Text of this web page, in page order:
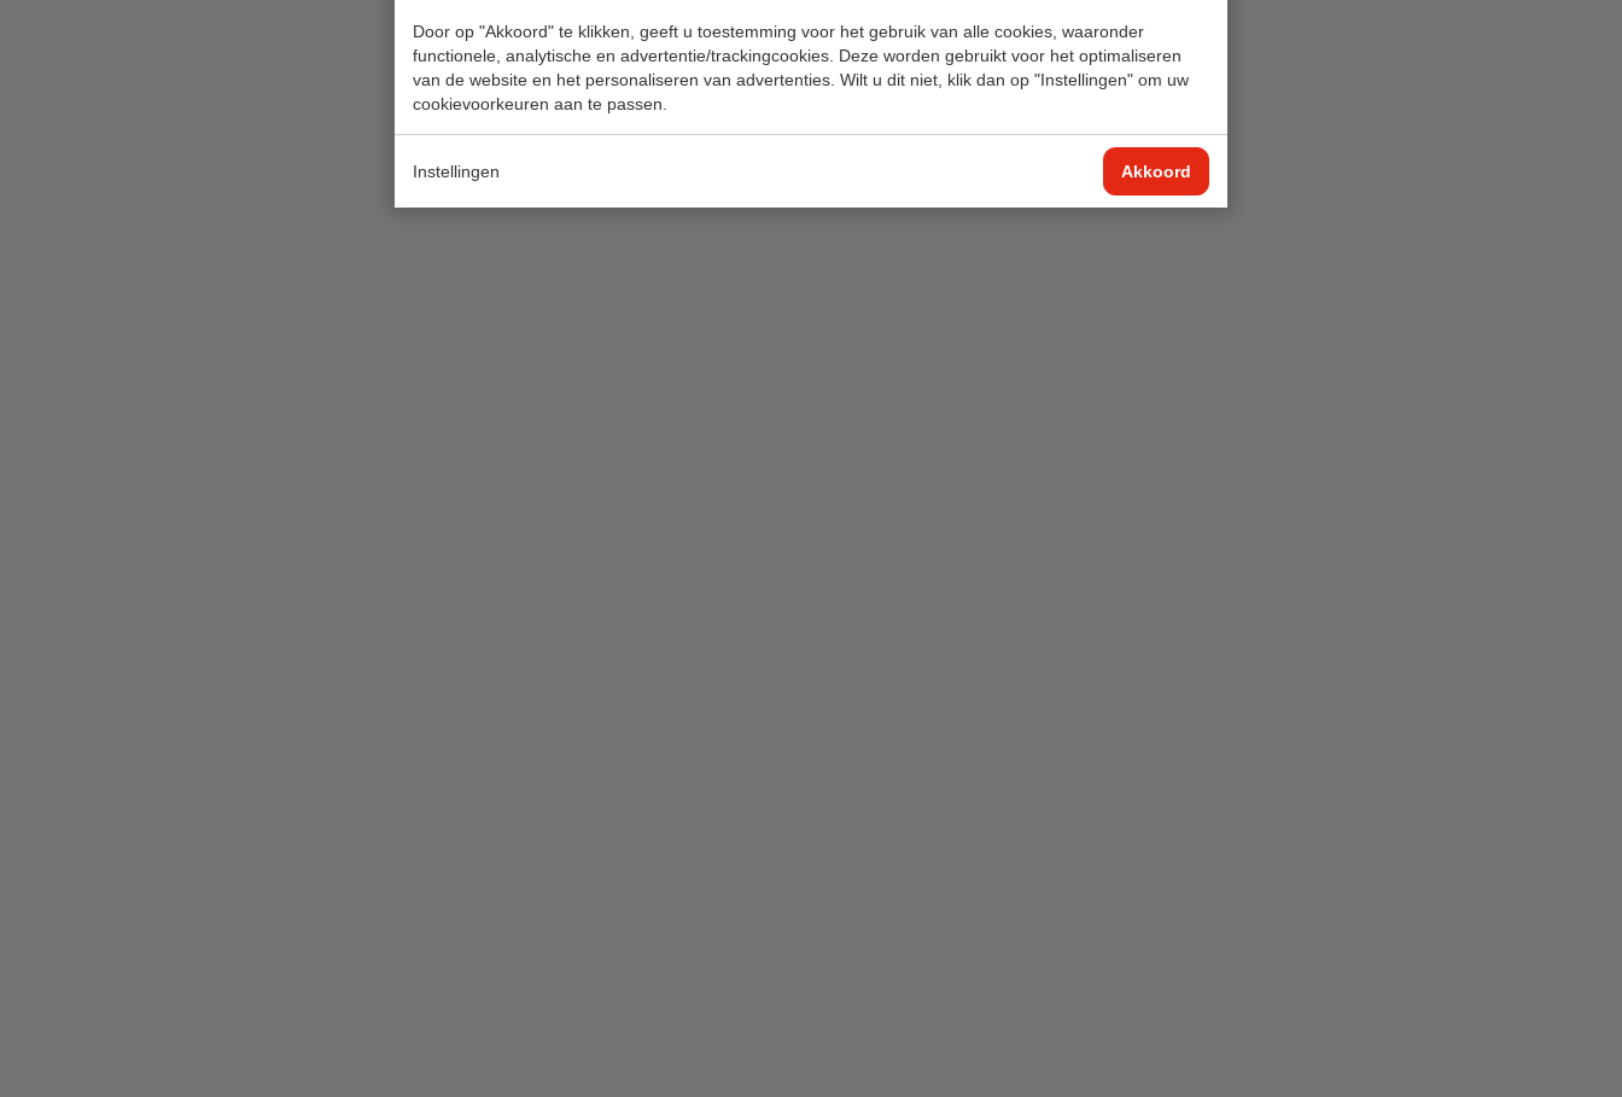
Door op "Akkoord" te klikken, geeft u toestemming voor het gebruik van alle cookies, waaronder
functionele, analytische en advertentie/trackingcookies. Deze worden gebruikt voor het optimaliseren
van de website en het personaliseren van advertenties. Wilt u dit niet, klik dan op "Instellingen" om uw
cookievoorkeuren aan te passen.
Instellingen Akkoord